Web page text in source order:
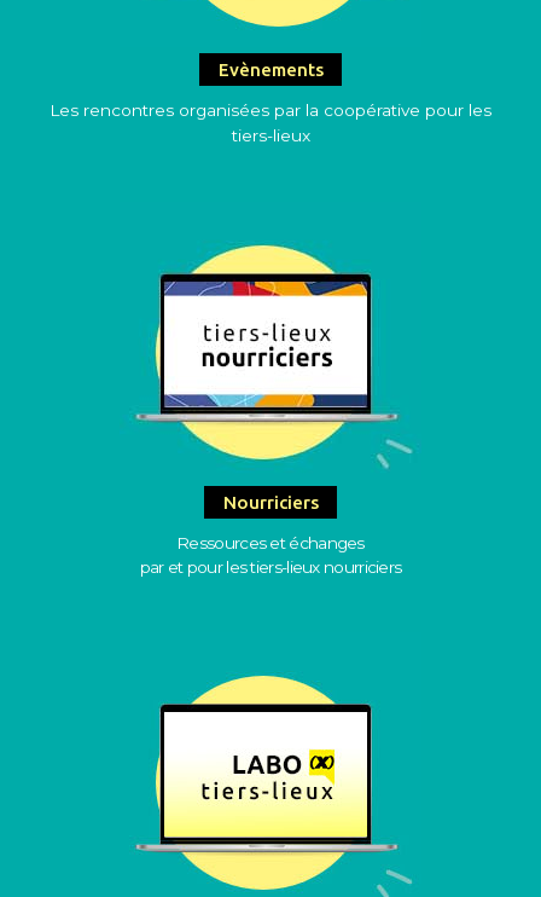
Evènements
Les rencontres organisées par la coopérative pour les
tiers-lieux
Nourriciers
Ressources et échanges
par et pour les tiers-lieux nourriciers